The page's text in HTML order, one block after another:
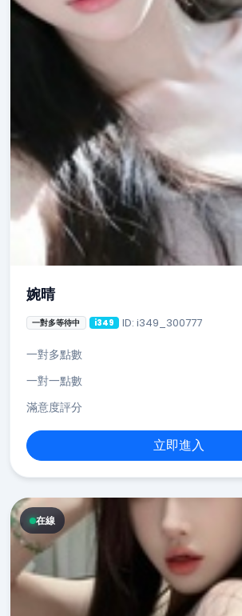
婉晴
一對多等待中 i349 ID: i349_300777
一對多點數
一對一點數
滿意度評分
立即進入
在線